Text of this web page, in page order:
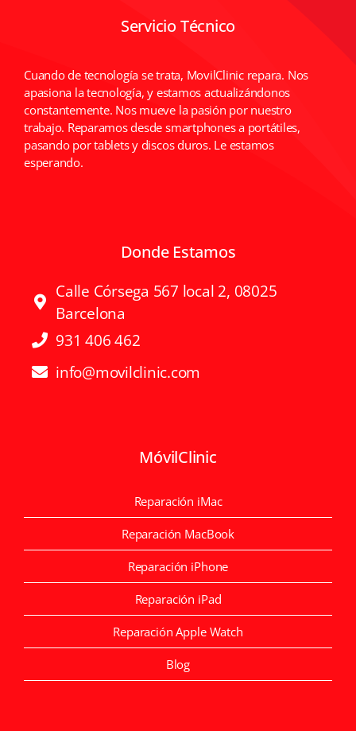
Servicio Técnico
Cuando de tecnología se trata, MovilClinic repara. Nos
apasiona la tecnología, y estamos actualizándonos
constantemente. Nos mueve la pasión por nuestro
trabajo. Reparamos desde smartphones a portátiles,
pasando por tablets y discos duros. Le estamos
esperando.
Donde Estamos
Calle Córsega 567 local 2, 08025
Barcelona
931 406 462
info@movilclinic.com
MóvilClinic
Reparación iMac
Reparación MacBook
Reparación iPhone
Reparación iPad
Reparación Apple Watch
Blog